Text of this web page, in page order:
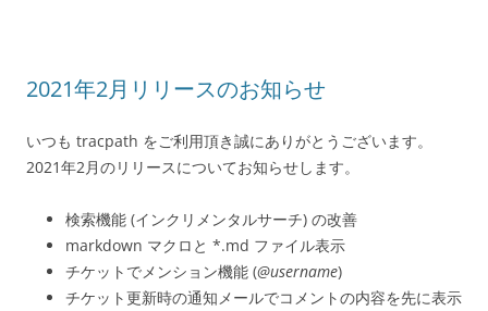
2021年2月リリースのお知らせ
いつも tracpath をご利用頂き誠にありがとうございます。
2021年2月のリリースについてお知らせします。
検索機能 (インクリメンタルサーチ) の改善
markdown マクロと *.md ファイル表示
チケットでメンション機能 (@username)
チケット更新時の通知メールでコメントの内容を先に表示